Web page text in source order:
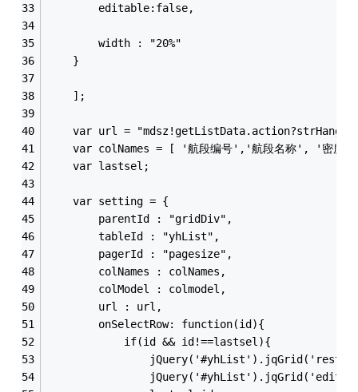
		editable:false,
		width : "20%"
	}
	];
var url =
var colNames = [ '航段编号','航段名称', '密度
	var lastsel;
	var setting = {
		parentId : "gridDiv",
		tableId : "yhList",
		pagerId : "pagesize",
		colNames : colNames,
		colModel : colmodel,
		url : url,
		onSelectRow: function(id){
			if(id && id!==lastsel){